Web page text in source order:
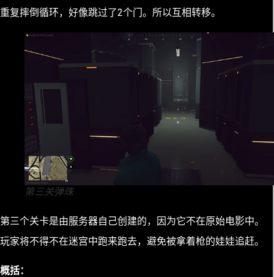
重复摔倒循环，好像跳过了2个门。所以互相转移。
第三关弹珠
第三个关卡是由服务器自己创建的，因为它不在原始电影中。
玩家将不得不在迷宫中跑来跑去，避免被拿着枪的娃娃追赶。
概括：